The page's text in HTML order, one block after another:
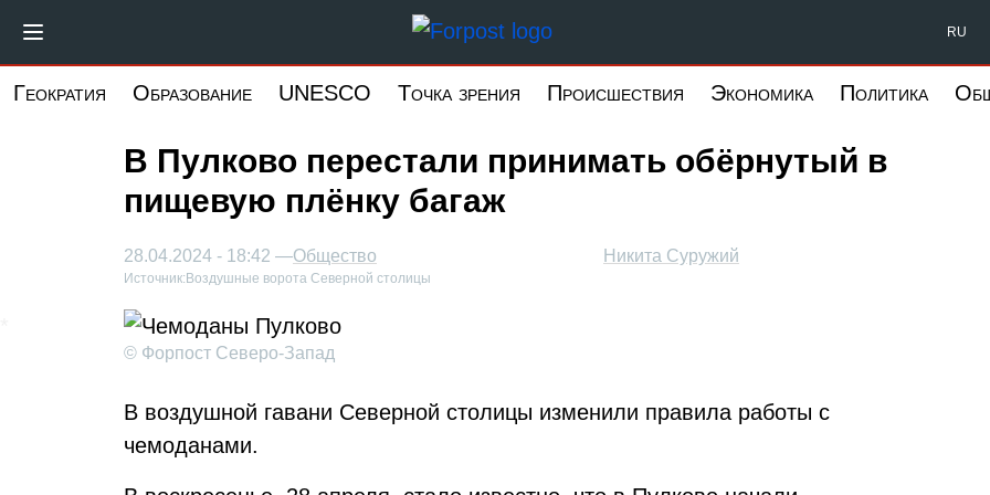
основному
Форпост Северо-Запад RU
Геократия Образование UNESCO Точка зрения Происшествия Экономика Политика
В Пулково перестали принимать обёрнутый в
пищевую плёнку багаж
Никита Суружий
28.04.2024 - 18:42 —Общество
Источник: Воздушные ворота Северной столицы
© Форпост Северо-Запад
В воздушной гавани Северной столицы изменили правила работы с
чемоданами.